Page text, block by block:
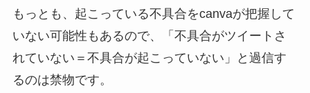
もっとも、起こっている不具合をcanvaが把握して
いない可能性もあるので、「不具合がツイートさ
れていない＝不具合が起こっていない」と過信す
るのは禁物です。